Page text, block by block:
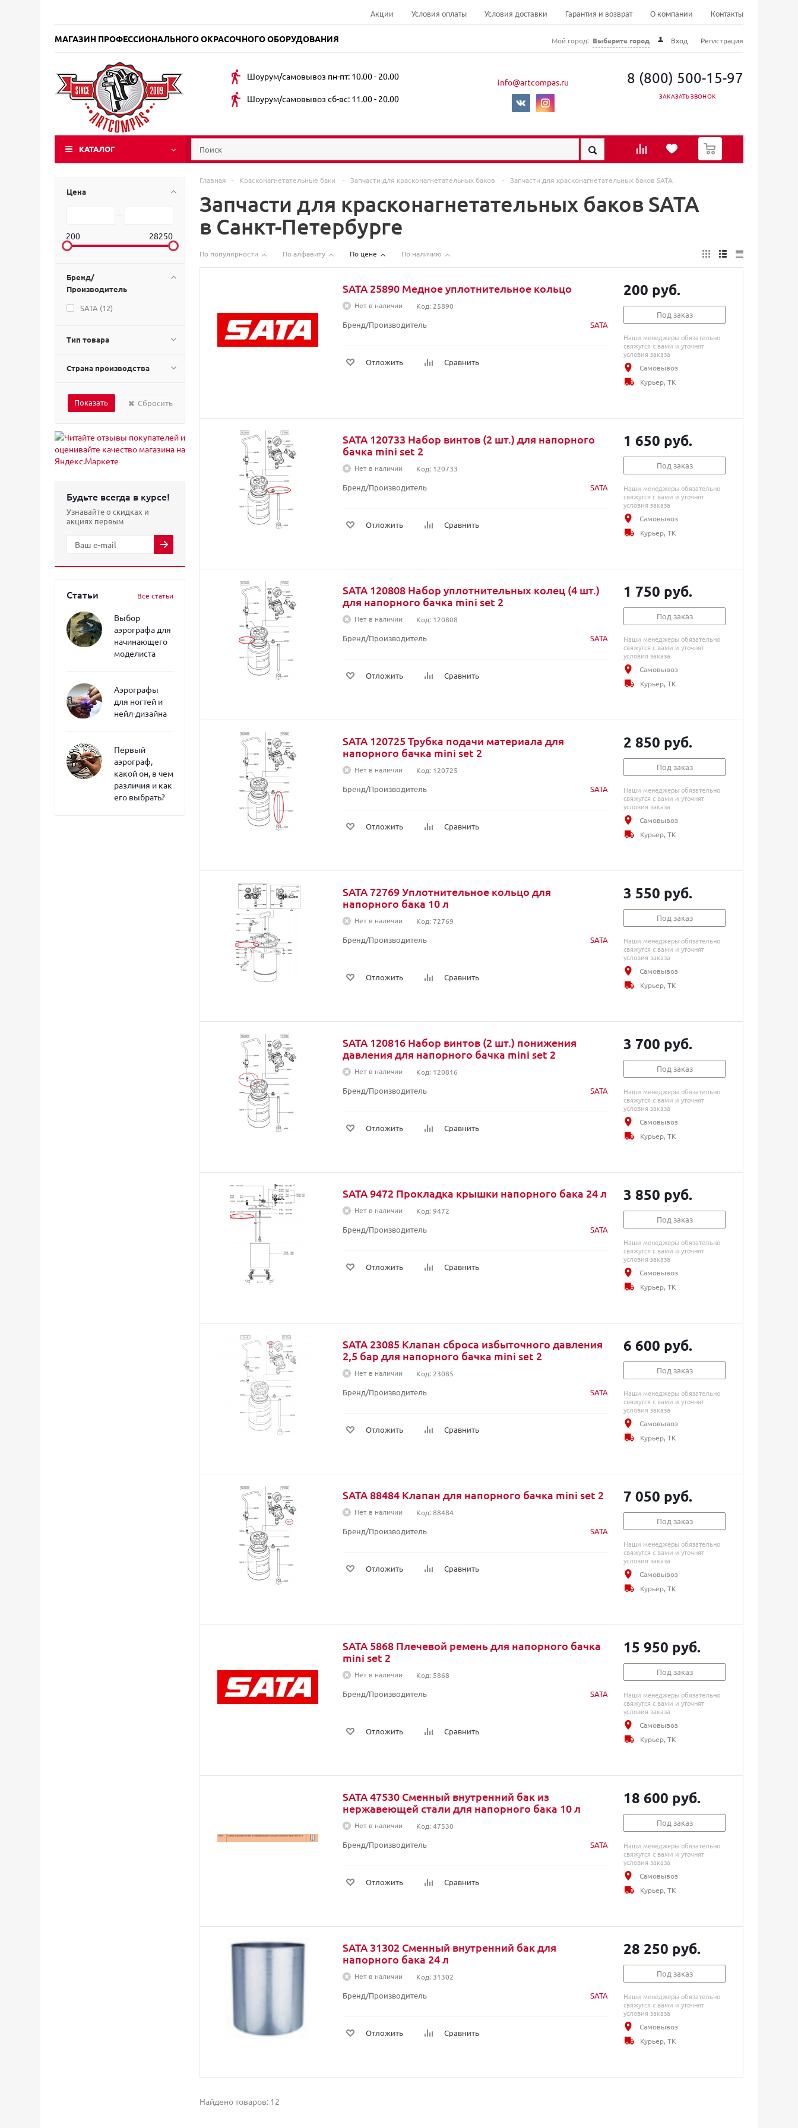
Акции Условия оплаты Условия доставки Гарантия и возврат О компании Контакты
МАГАЗИН ПРОФЕССИОНАЛЬНОГО ОКРАСОЧНОГО ОБОРУДОВАНИЯ Мой город: Выберите город Вход Регистрация
Шоурум/самовывоз пн-пт: 10.00 - 20.00
Шоурум/самовывоз сб-вс: 11.00 - 20.00
info@artcompas.ru 8 (800) 500-15-97
ЗАКАЗАТЬ ЗВОНОК
КАТАЛОГ
0
Цена
200 28250
Бренд/
Производитель
SATA (12)
Тип товара
Страна производства
Сбросить
Будьте всегда в курсе!
Узнавайте о скидках и
акциях первым
Статьи Все статьи
Выбор
аэрографа для
начинающего
моделиста
Аэрографы
для ногтей и
нейл-дизайна
Первый
аэрограф,
какой он, в чем
различия и как
его выбрать?
Главная - Красконагнетательные баки - Запчасти для красконагнетательных баков - Запчасти для красконагнетательных баков SATA
Запчасти для красконагнетательных баков SATA
в Санкт-Петербурге
По популярности По алфавиту По цене По наличию
SATA 25890 Медное уплотнительное кольцо
Нет в наличии Код: 25890
Бренд/Производитель SATA
Отложить Сравнить
200 руб.
Под заказ
Наши менеджеры обязательно
свяжутся с вами и уточнят
условия заказа
Самовывоз
Курьер, ТК
SATA 120733 Набор винтов (2 шт.) для напорного
бачка mini set 2
Нет в наличии Код: 120733
Бренд/Производитель SATA
Отложить Сравнить
1 650 руб.
Под заказ
Наши менеджеры обязательно
свяжутся с вами и уточнят
условия заказа
Самовывоз
Курьер, ТК
SATA 120808 Набор уплотнительных колец (4 шт.)
для напорного бачка mini set 2
Нет в наличии Код: 120808
Бренд/Производитель SATA
Отложить Сравнить
1 750 руб.
Под заказ
Наши менеджеры обязательно
свяжутся с вами и уточнят
условия заказа
Самовывоз
Курьер, ТК
SATA 120725 Трубка подачи материала для
напорного бачка mini set 2
Нет в наличии Код: 120725
Бренд/Производитель SATA
Отложить Сравнить
2 850 руб.
Под заказ
Наши менеджеры обязательно
свяжутся с вами и уточнят
условия заказа
Самовывоз
Курьер, ТК
SATA 72769 Уплотнительное кольцо для
напорного бака 10 л
Нет в наличии Код: 72769
Бренд/Производитель SATA
Отложить Сравнить
3 550 руб.
Под заказ
Наши менеджеры обязательно
свяжутся с вами и уточнят
условия заказа
Самовывоз
Курьер, ТК
SATA 120816 Набор винтов (2 шт.) понижения
давления для напорного бачка mini set 2
Нет в наличии Код: 120816
Бренд/Производитель SATA
Отложить Сравнить
3 700 руб.
Под заказ
Наши менеджеры обязательно
свяжутся с вами и уточнят
условия заказа
Самовывоз
Курьер, ТК
SATA 9472 Прокладка крышки напорного бака 24 л
Нет в наличии Код: 9472
Бренд/Производитель SATA
Отложить Сравнить
3 850 руб.
Под заказ
Наши менеджеры обязательно
свяжутся с вами и уточнят
условия заказа
Самовывоз
Курьер, ТК
SATA 23085 Клапан сброса избыточного давления
2,5 бар для напорного бачка mini set 2
Нет в наличии Код: 23085
Бренд/Производитель SATA
Отложить Сравнить
6 600 руб.
Под заказ
Наши менеджеры обязательно
свяжутся с вами и уточнят
условия заказа
Самовывоз
Курьер, ТК
SATA 88484 Клапан для напорного бачка mini set 2
Нет в наличии Код: 88484
Бренд/Производитель SATA
Отложить Сравнить
7 050 руб.
Под заказ
Наши менеджеры обязательно
свяжутся с вами и уточнят
условия заказа
Самовывоз
Курьер, ТК
SATA 5868 Плечевой ремень для напорного бачка
mini set 2
Нет в наличии Код: 5868
Бренд/Производитель SATA
Отложить Сравнить
15 950 руб.
Под заказ
Наши менеджеры обязательно
свяжутся с вами и уточнят
условия заказа
Самовывоз
Курьер, ТК
SATA 47530 Сменный внутренний бак из
нержавеющей стали для напорного бака 10 л
Нет в наличии Код: 47530
Бренд/Производитель SATA
Отложить Сравнить
18 600 руб.
Под заказ
Наши менеджеры обязательно
свяжутся с вами и уточнят
условия заказа
Самовывоз
Курьер, ТК
SATA 31302 Сменный внутренний бак для
напорного бака 24 л
Нет в наличии Код: 31302
Бренд/Производитель SATA
Отложить Сравнить
28 250 руб.
Под заказ
Наши менеджеры обязательно
свяжутся с вами и уточнят
условия заказа
Самовывоз
Курьер, ТК
Найдено товаров: 12